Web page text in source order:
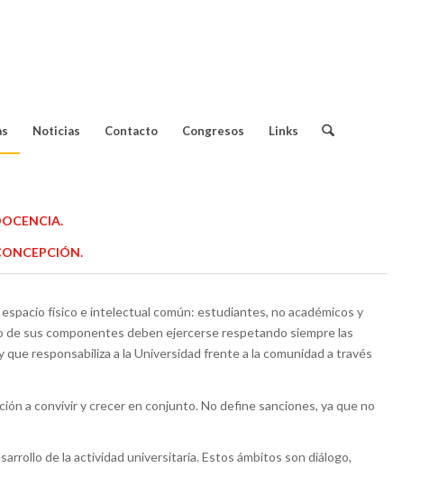
Noticias Contacto Congresos Links
físico e intelectual común: estudiantes, no académicos y
sus componentes deben ejercerse respetando siempre las
responsabiliza a la Universidad frente a la comunidad a través
a convivir y crecer en conjunto. No define sanciones, ya que no
de la actividad universitaria. Estos ámbitos son diálogo,